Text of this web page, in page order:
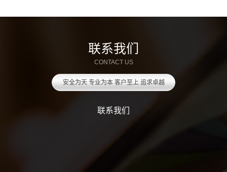
联系我们
CONTACT US
安全为天 专业为本 客户至上 追求卓越
联系我们